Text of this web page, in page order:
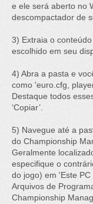
e ele será aberto no
descompactador de
3) Extraia o
escolhido em seu
4) Abra a pasta e
como 'euro.cfg,
Destaque todos
‘Copiar’.
5) Navegue até a
do Championship
Geralmente
especifique o
do jogo) em 'Este
Arquivos de
Championship